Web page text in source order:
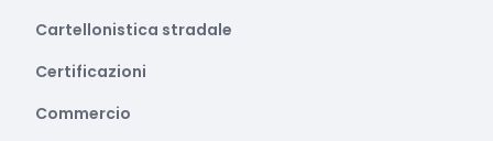
Cartellonistica stradale
Certificazioni
Commercio